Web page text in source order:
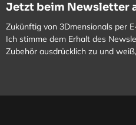
Jetzt beim Newsletter
Zukünftig von 3Dmensionals per
Ich stimme dem Erhalt des
Zubehör ausdrücklich zu und